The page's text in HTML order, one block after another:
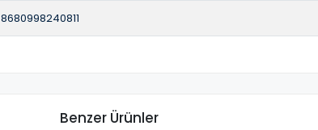
8680998240811
Benzer Ürünler